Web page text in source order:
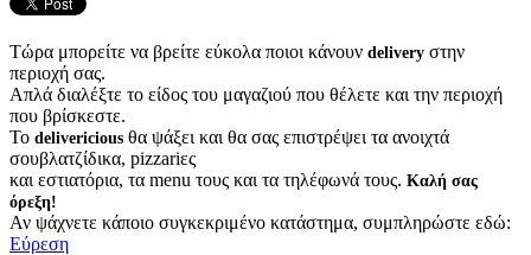
Τώρα μπορείτε να βρείτε εύκολα ποιοι κάνουν delivery στην
περιοχή σας.
Απλά διαλέξτε το είδος του μαγαζιού που θέλετε και την περιοχή
που βρίσκεστε.
Το delivericious θα ψάξει και θα σας επιστρέψει τα ανοιχτά
σουβλατζίδικα, pizzariες
και εστιατόρια, τα menu τους και τα τηλέφωνά τους. Καλή σας
όρεξη!
Αν ψάχνετε κάποιο συγκεκριμένο κατάστημα, συμπληρώστε εδώ:
Εύρεση